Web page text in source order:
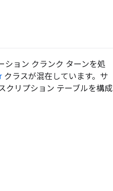
ション クランク ターンを処
クラスが混在しています。サ
クリプション テーブルを構成